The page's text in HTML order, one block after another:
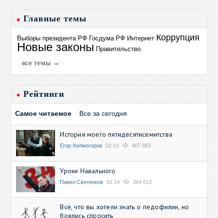
Главные темы
Выборы президента РФ Госдума РФ Интернет Коррупция
Новые законы Правительство
все темы →
Рейтинги
Самое читаемое Все за сегодня
История моего пятидесятисемитства
Егор Холмогоров 02:14 407 883
Уроки Навального
Павел Святенков 01:14 364 612
Всё, что вы хотели знать о педофилии, но
боялись спросить